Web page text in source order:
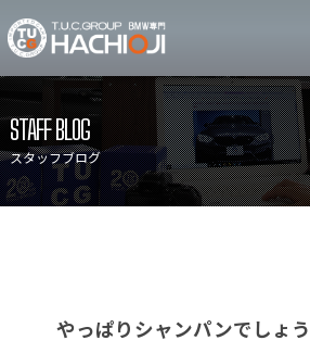
TUCグル
ニュース
目玉車両一覧
保証＆サービス
STAFF BLOG
スタッフブログ
やっぱりシャンパンでしょう